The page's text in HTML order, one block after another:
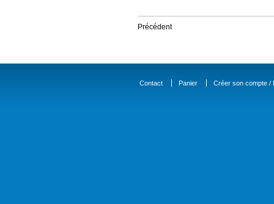
Précédent
Contact Panier Créer son compte /